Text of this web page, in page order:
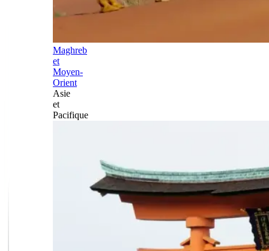
Maghreb
et
Moyen-
Orient
Asie
et
Pacifique